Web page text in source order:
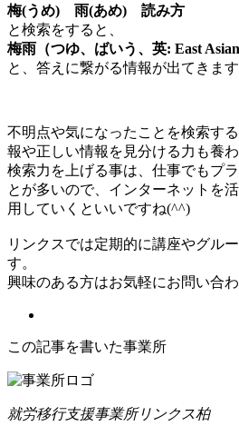
梅(うめ) 雨(あめ) 読み方
と検索をすると、
梅雨（つゆ、ばいう、英: East Asian
と、答えに繋がる情報が出てきます
不明点や気になったことを検索す
報や正しい情報を見分ける力も養わ
検索力を上げる事は、仕事でもプ
とが多いので、インターネットを
用していくといいですね(^^)
リンクスでは定期的に講座やグル
す。
興味のある方はお気軽にお問い合
この記事を書いた事業所
就労移行支援事業所リンクス柏